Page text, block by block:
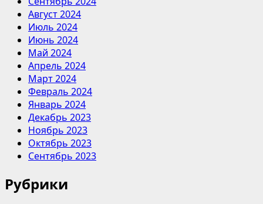
Август 2024
Июль 2024
Июнь 2024
Май 2024
Апрель 2024
Март 2024
Февраль 2024
Январь 2024
Декабрь 2023
Ноябрь 2023
Октябрь 2023
Сентябрь 2023
Рубрики